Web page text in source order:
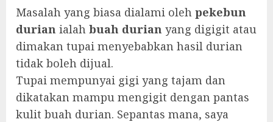
Masalah yang biasa dialami oleh pekebun
durian ialah buah durian yang digigit atau
dimakan tupai menyebabkan hasil durian
tidak boleh dijual.
Tupai mempunyai gigi yang tajam dan
dikatakan mampu mengigit dengan pantas
kulit buah durian. Sepantas mana, saya